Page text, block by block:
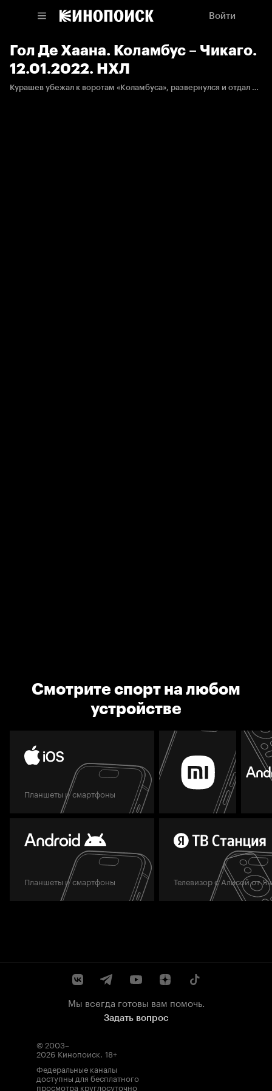
Войти
Гол Де Хаана. Коламбус – Чикаго.
12.01.2022. НХЛ
Курашев убежал к воротам «Коламбуса», развернулся и отдал передачу на пятак, а там Кэлвин Де Хаан с кистей отправил шайбу в ворота.
Смотрите спорт на любом
устройстве
Планшеты и смартфоны
Планшеты и смартфоны Телевизор с Алисой от
Мы всегда готовы вам помочь.
Задать вопрос
© 2003–
2026 Кинопоиск. 18+
Федеральные каналы
доступны для бесплатного
просмотра круглосуточно